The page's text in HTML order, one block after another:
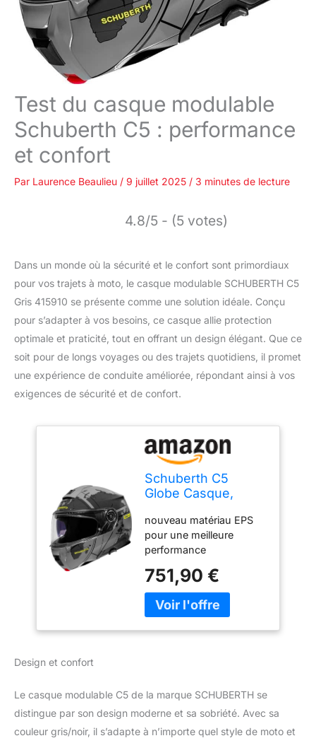
Test du casque modulable
Schuberth C5 : performance
et confort
Par Laurence Beaulieu / 9 juillet 2025 / 3 minutes de lecture
4.8/5 - (5 votes)
Dans un monde où la sécurité et le confort sont primordiaux
pour vos trajets à moto, le casque modulable SCHUBERTH C5
Gris 415910 se présente comme une solution idéale. Conçu
pour s’adapter à vos besoins, ce casque allie protection
optimale et praticité, tout en offrant un design élégant. Que ce
soit pour de longs voyages ou des trajets quotidiens, il promet
une expérience de conduite améliorée, répondant ainsi à vos
exigences de sécurité et de confort.
Schuberth C5
Globe Casque,
nouveau matériau EPS
pour une meilleure
performance
et une cavité à double
densité élargie pour le
corps principal et les
vision accru grâce à la
nouvelle « CityPosition »
et grâce au « V-Lock »
751,90 €
Design et confort
Le casque modulable C5 de la marque SCHUBERTH se
distingue par son design moderne et sa sobriété. Avec sa
couleur gris/noir, il s’adapte à n’importe quel style de moto et